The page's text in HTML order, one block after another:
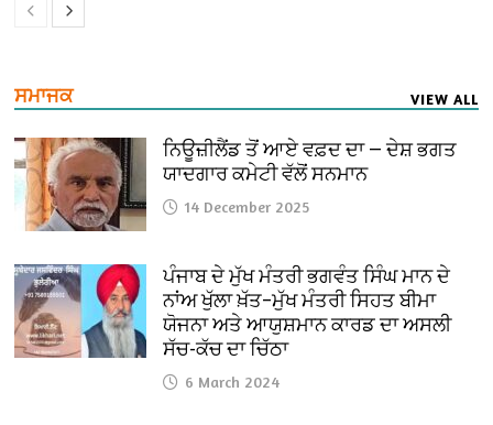
ਸਮਾਜਕ VIEW ALL
ਨਿਊਜ਼ੀਲੈਂਡ ਤੋਂ ਆਏ ਵਫ਼ਦ ਦਾ — ਦੇਸ਼ ਭਗਤ
ਯਾਦਗਾਰ ਕਮੇਟੀ ਵੱਲੋਂ ਸਨਮਾਨ
14 December 2025
ਪੰਜਾਬ ਦੇ ਮੁੱਖ ਮੰਤਰੀ ਭਗਵੰਤ ਸਿੰਘ ਮਾਨ ਦੇ
ਨਾਂਅ ਖੁੱਲਾ ਖ਼ੱਤ–ਮੁੱਖ ਮੰਤਰੀ ਸਿਹਤ ਬੀਮਾ
ਯੋਜਨਾ ਅਤੇ ਆਯੁਸ਼ਮਾਨ ਕਾਰਡ ਦਾ ਅਸਲੀ
ਸੱਚ-ਕੱਚ ਦਾ ਚਿੱਠਾ
6 March 2024